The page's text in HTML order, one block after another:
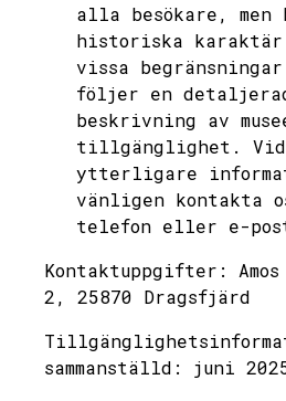
alla besökare, men
historiska karaktär
vissa
följer en
beskrivning av
tillgänglighet. Vid
ytterligare
vänligen kontakta
telefon eller e-
Kontaktuppgifter:
2, 25870 Dragsfjärd
sammanställd: juni